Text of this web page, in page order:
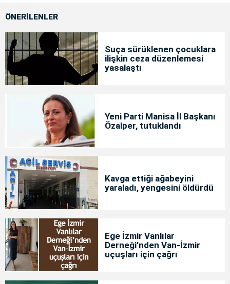
ÖNERİLENLER
Suça sürüklenen çocuklara
ilişkin ceza düzenlemesi
yasalaştı
Yeni Parti Manisa İl Başkanı
Özalper, tutuklandı
Kavga ettiği ağabeyini
yaraladı, yengesini öldürdü
Ege İzmir Vanlılar
Derneği’nden Van-İzmir
uçuşları için çağrı